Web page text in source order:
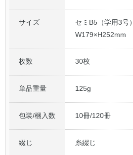
サイズ
セミB5（学用3号）
W179×H252mm
枚数 30枚
単品重量 125g
包装/梱入数 10冊/120冊
綴じ 糸綴じ